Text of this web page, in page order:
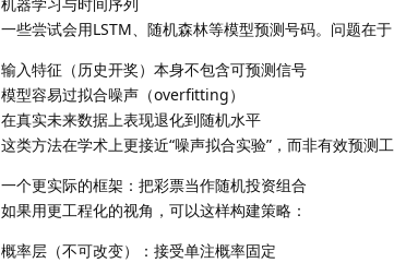
一些尝试会用LSTM、随机森林等模型预测号码。问题在于
输入特征（历史开奖）本身不包含可预测信号
模型容易过拟合噪声（overfitting）
在真实未来数据上表现退化到随机水平
这类方法在学术上更接近“噪声拟合实验”，而非有效预测工
一个更实际的框架：把彩票当作随机投资组合
如果用更工程化的视角，可以这样构建策略：
概率层（不可改变）：接受单注概率固定